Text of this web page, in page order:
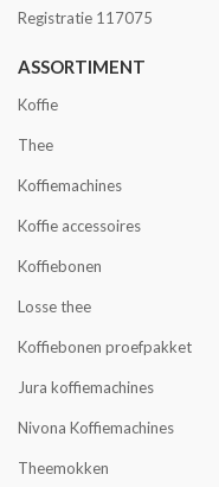
Registratie 117075
ASSORTIMENT
Koffie
Thee
Koffiemachines
Koffie accessoires
Koffiebonen
Losse thee
Koffiebonen proefpakket
Jura koffiemachines
Nivona Koffiemachines
Theemokken